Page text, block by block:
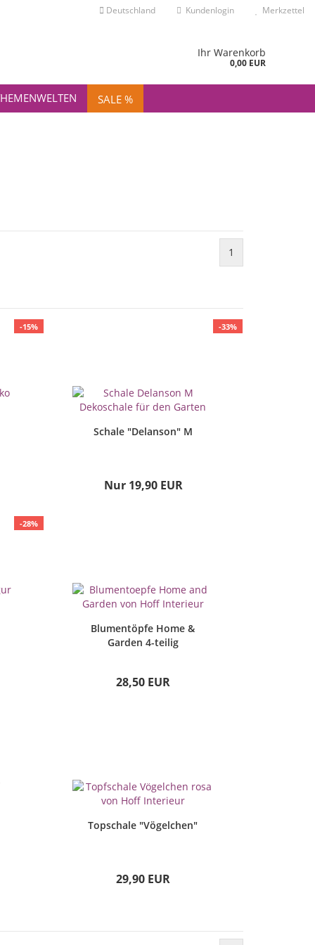
Deutschland Kundenlogin Merkzettel
Ihr Warenkorb
0,00 EUR
SALE %
1
-15% -33%
Schale "Delanson" M
Nur 19,90 EUR
-28%
Blumentöpfe Home &
Garden 4-teilig
28,50 EUR
Topschale "Vögelchen"
29,90 EUR